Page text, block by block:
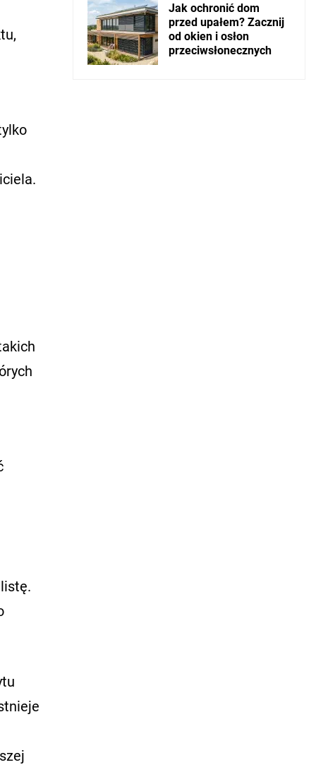
Jak ochronić dom
przed upałem? Zacznij
od okien i osłon
przeciwsłonecznych